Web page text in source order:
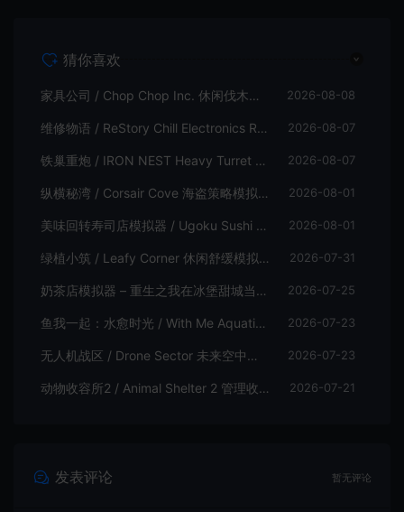
猜你喜欢
家具公司 / Chop Chop Inc. 休闲伐木建造模拟游戏 2026-08-08
维修物语 / ReStory Chill Electronics Repairs 拆解修理模拟游戏 2026-08-07
铁巢重炮 / IRON NEST Heavy Turret 柴油朋克重型火炮游戏 2026-08-07
纵横秘湾 / Corsair Cove 海盗策略模拟游戏 2026-08-01
美味回转寿司店模拟器 / Ugoku Sushi Bar 休闲治愈模拟游戏 2026-08-01
绿植小筑 / Leafy Corner 休闲舒缓模拟游戏 2026-07-31
奶茶店模拟器 – 重生之我在冰堡甜城当店长 / Boba Cafe Simulator 模拟经营游戏 2026-07-25
鱼我一起：水愈时光 / With Me Aquatic Time 休闲养鱼游戏 2026-07-23
无人机战区 / Drone Sector 未来空中炮艇游戏 2026-07-23
动物收容所2 / Animal Shelter 2 管理收容模拟游戏 2026-07-21
发表评论 暂无评论